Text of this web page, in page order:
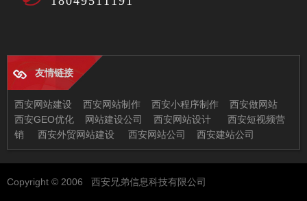
地址：西安市未央区恒大都市广场11-2
友情链接
西安网站建设 西安网站制作 西安小程序制作
西安做网站
西安GEO优化
网站建设公司 西安网站设计
西安短视频营
销
西安外贸网站建设 西安网站公司 西安建站公司
Copyright © 2006 西安兄弟信息科技有限公司